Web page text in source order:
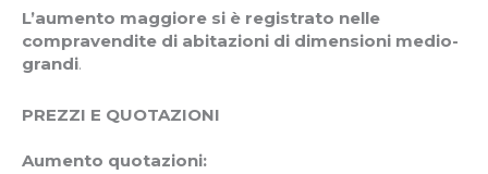
L’aumento maggiore si è registrato nelle
compravendite di abitazioni di dimensioni medio-
grandi.
PREZZI E QUOTAZIONI
Aumento quotazioni: